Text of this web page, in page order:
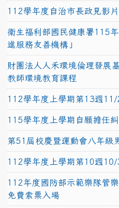
112學年度自治市長政見影片
衛生福利部國民健康署115
進服務友善機構」
財團法人人禾環境倫理發展
教師環境教育課程
112學年度上學期第13週
115學年度上學期自願擔任
第51屆校慶暨運動會八年級
112學年度上學期第10週
112年度國防部示範樂隊管
免費索票入場